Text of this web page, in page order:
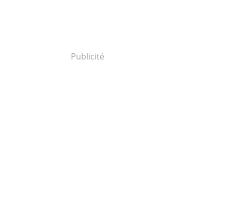
Publicité